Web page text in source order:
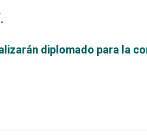
diplomado para la